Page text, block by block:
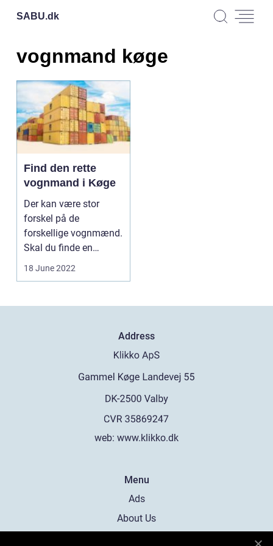
SABU.dk
vognmand køge
Find den rette
vognmand i Køge
Der kan være stor
forskel på de
forskellige vognmænd.
Skal du finde en
vognmand i Køge, kan
18 June 2022
Address
web: www.klikko.dk
Menu
Ads
About Us